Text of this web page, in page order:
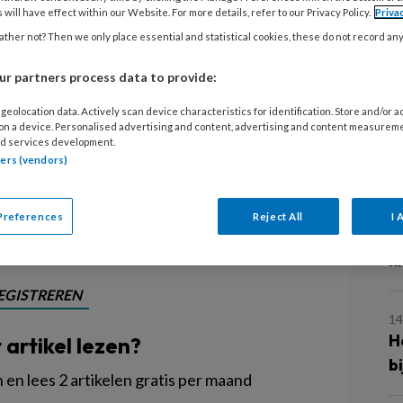
(pmer) is in dienst van de
bescherming vanuit je
krijgt je loon, je hebt secundaire
Allemaal heel gewoon. Je staat er
tijd zijn veel pm'ers hun baan
Een aantal van hen besluit om
lezen?
lees 2 artikelen gratis per maand
will have effect within our Website. For more details, refer to our Privacy Policy.
not? Then we only place essential and statistical cookies, these do not record
partners process data to provide:
data. Actively scan device characteristics for identification. Store and/or
a device. Personalised advertising and content, advertising and content
services development.
(vendors)
Reject All I